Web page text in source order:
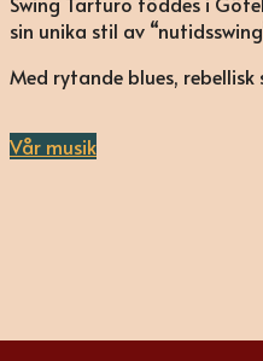
sin unika stil av
Med rytande blues,
Vår musik